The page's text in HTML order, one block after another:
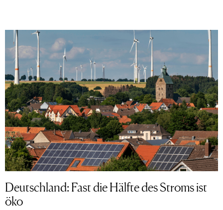
Deutschland: Fast die Hälfte des Stroms ist
öko